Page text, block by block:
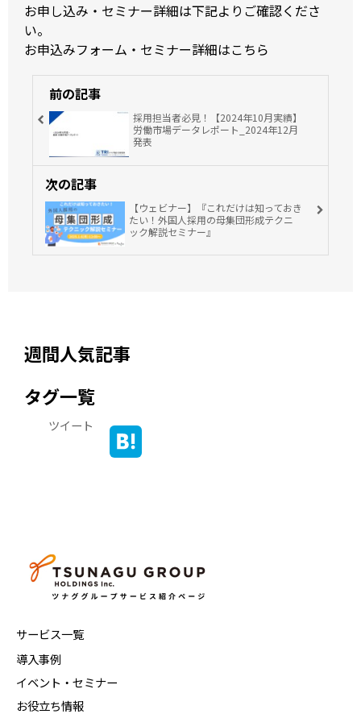
お申し込み・セミナー詳細は下記よりご確認くださ
い。
お申込みフォーム・セミナー詳細はこちら
前の記事
採用担当者必見！【2024年10月実績】
労働市場データレポート_2024年12月
発表
次の記事
【ウェビナー】『これだけは知っておき
たい！外国人採用の母集団形成テクニ
ック解説セミナー』
週間人気記事
タグ一覧
ツイート
サービス一覧
導入事例
イベント・セミナー
お役立ち情報